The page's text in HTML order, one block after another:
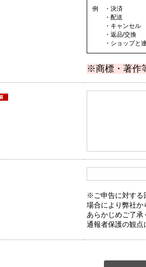
例 ・決済
・配送
・キャンセル
・返品/交換
・ショップと連
※商標・著作
※ご申告に対する
場合により弊社か
あらかじめご了承
通報者保護の観点